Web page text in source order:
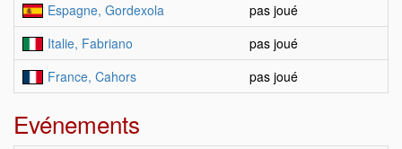
Espagne, Gordexola
pas joué
Italie, Fabriano
pas joué
France, Cahors
pas joué
Evénements